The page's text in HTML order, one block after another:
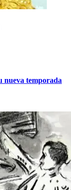
nueva temporada